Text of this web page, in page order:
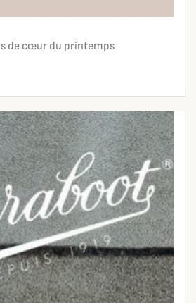
de cœur du printemps